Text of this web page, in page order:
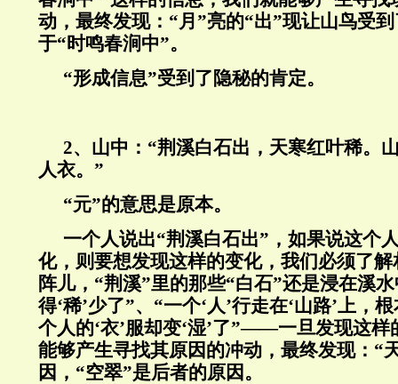
动，最终发现：“月”亮的“出”现让山鸟受
于“时鸣春涧中”。
“形成信息”受到了隐秘的肯定。
2、山中：“荆溪白石出，天寒红叶稀。
人衣。”
“元”的意思是原本。
一个人说出“荆溪白石出”，如果说这个
化，则要想发现这样的变化，我们必须了
阵儿，“荆溪”里的那些“白石”还是浸在溪水
得‘稀’少了”、“一个‘人’行走在‘山路’上，
个人的‘衣’服却变‘湿’了”——一旦发现这样
能够产生寻找其原因的冲动，最终发现：“
因，“空翠”是后者的原因。